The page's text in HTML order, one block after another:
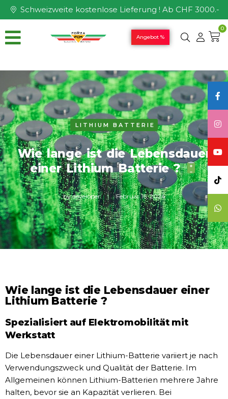
Schweizweite kostenlose Lieferung ! Ab CHF 3000.-
Angebot %
0
LITHIUM BATTERIE
Wie lange ist die Lebensdauer
einer Lithium Batterie ?
bydeveloper Februar 16, 2024
Wie lange ist die Lebensdauer einer
Lithium Batterie ?
Spezialisiert auf Elektromobilität mit
Werkstatt
Die Lebensdauer einer Lithium-Batterie variiert je nach
Verwendungszweck und Qualität der Batterie. Im
Allgemeinen können Lithium-Batterien mehrere Jahre
halten, bevor sie an Kapazität verlieren. Bei